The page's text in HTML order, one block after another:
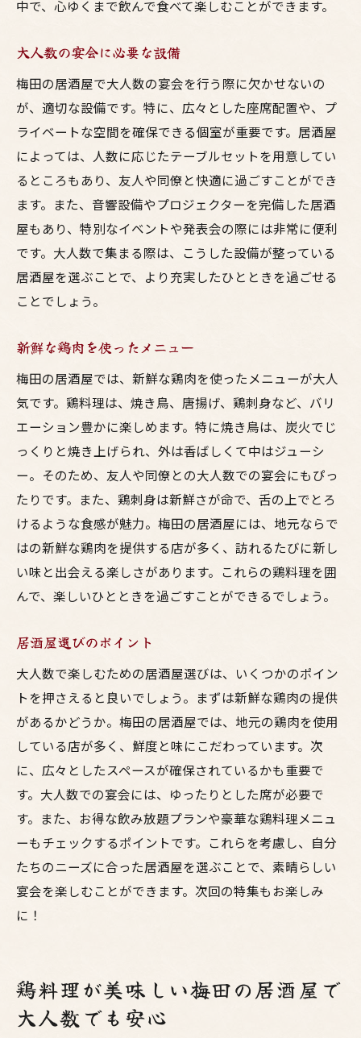
中で、心ゆくまで飲んで食べて楽しむことができます。
大人数の宴会に必要な設備
梅田の居酒屋で大人数の宴会を行う際に欠かせないの
が、適切な設備です。特に、広々とした座席配置や、プ
ライベートな空間を確保できる個室が重要です。居酒屋
によっては、人数に応じたテーブルセットを用意してい
るところもあり、友人や同僚と快適に過ごすことができ
ます。また、音響設備やプロジェクターを完備した居酒
屋もあり、特別なイベントや発表会の際には非常に便利
です。大人数で集まる際は、こうした設備が整っている
居酒屋を選ぶことで、より充実したひとときを過ごせる
ことでしょう。
新鮮な鶏肉を使ったメニュー
梅田の居酒屋では、新鮮な鶏肉を使ったメニューが大人
気です。鶏料理は、焼き鳥、唐揚げ、鶏刺身など、バリ
エーション豊かに楽しめます。特に焼き鳥は、炭火でじ
っくりと焼き上げられ、外は香ばしくて中はジューシ
ー。そのため、友人や同僚との大人数での宴会にもぴっ
たりです。また、鶏刺身は新鮮さが命で、舌の上でとろ
けるような食感が魅力。梅田の居酒屋には、地元ならで
はの新鮮な鶏肉を提供する店が多く、訪れるたびに新し
い味と出会える楽しさがあります。これらの鶏料理を囲
んで、楽しいひとときを過ごすことができるでしょう。
居酒屋選びのポイント
大人数で楽しむための居酒屋選びは、いくつかのポイン
トを押さえると良いでしょう。まずは新鮮な鶏肉の提供
があるかどうか。梅田の居酒屋では、地元の鶏肉を使用
している店が多く、鮮度と味にこだわっています。次
に、広々としたスペースが確保されているかも重要で
す。大人数での宴会には、ゆったりとした席が必要で
す。また、お得な飲み放題プランや豪華な鶏料理メニュ
ーもチェックするポイントです。これらを考慮し、自分
たちのニーズに合った居酒屋を選ぶことで、素晴らしい
宴会を楽しむことができます。次回の特集もお楽しみ
に！
鶏料理が美味しい梅田の居酒屋で
大人数でも安心